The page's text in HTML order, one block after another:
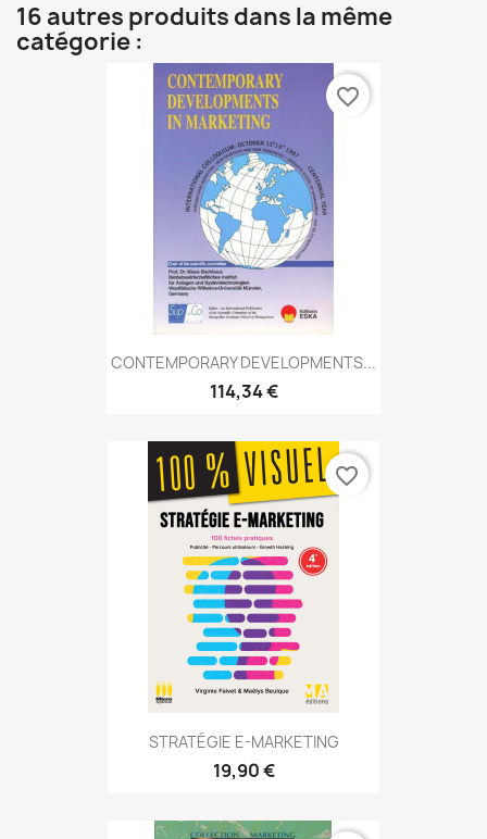
16 autres produits dans la même
catégorie :
CONTEMPORARY DEVELOPMENTS...
114,34 €
favorite_border
STRATÉGIE E-MARKETING
19,90 €
favorite_border